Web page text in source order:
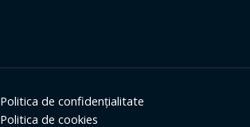
Politica de confidențialitate
Politica de cookies